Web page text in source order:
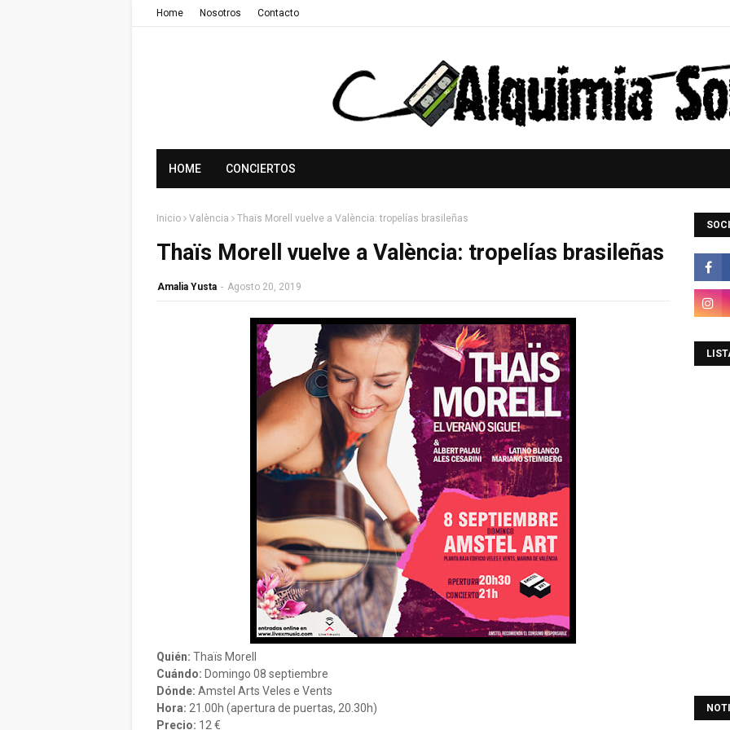
Home Nosotros Contacto
HOME CONCIERTOS
Inicio València Thaïs Morell vuelve a València: tropelías brasileñas
Thaïs Morell vuelve a València: tropelías brasileñas
Amalia Yusta - Agosto 20, 2019
Quién: Thaïs Morell
Cuándo: Domingo 08 septiembre
Dónde: Amstel Arts Veles e Vents
Hora: 21.00h (apertura de puertas, 20.30h)
Precio: 12 €